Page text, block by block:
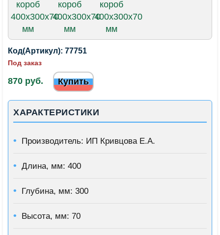
Код(Артикул): 77751
Под заказ
870 руб. Купить
ХАРАКТЕРИСТИКИ
Производитель: ИП Кривцова Е.А.
Длина, мм: 400
Глубина, мм: 300
Высота, мм: 70